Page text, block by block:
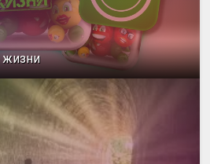
жизни